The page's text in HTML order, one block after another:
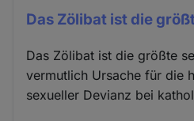
Das Zölibat ist die
Das Zölibat ist die größte
vermutlich Ursache für die
sexueller Devianz bei